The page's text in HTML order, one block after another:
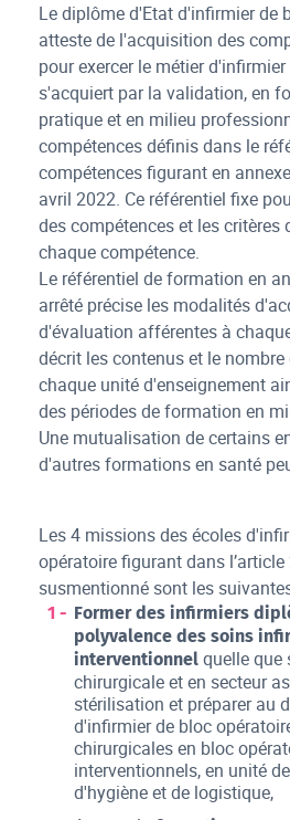
Le diplôme d'Etat d'infirmier de
atteste de l'acquisition des
pour exercer le métier
s'acquiert par la validation, en
pratique et en milieu
compétences définis dans le
compétences figurant en
avril 2022. Ce référentiel fixe
des compétences et les critères
chaque compétence.
Le référentiel de formation en
arrêté précise les modalités
d'évaluation afférentes à
décrit les contenus et le
chaque unité d'enseignement
des périodes de formation en
Une mutualisation de certains
d'autres formations en santé
Les 4 missions des écoles
opératoire figurant dans l’article
susmentionné sont les
Former des infirmiers
polyvalence des soins
interventionnelquelle que
chirurgicale et en secteur
stérilisation et préparer au
d'infirmier de bloc
chirurgicales en bloc
interventionnels, en unité
d'hygiène et de logistique,